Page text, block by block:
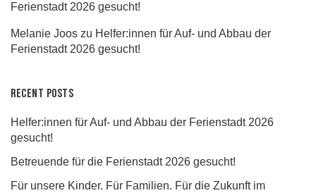
Ferienstadt 2026 gesucht!
Melanie Joos zu Helfer:innen für Auf- und Abbau der
Ferienstadt 2026 gesucht!
Recent Posts
Helfer:innen für Auf- und Abbau der Ferienstadt 2026
gesucht!
Betreuende für die Ferienstadt 2026 gesucht!
Für unsere Kinder. Für Familien. Für die Zukunft im